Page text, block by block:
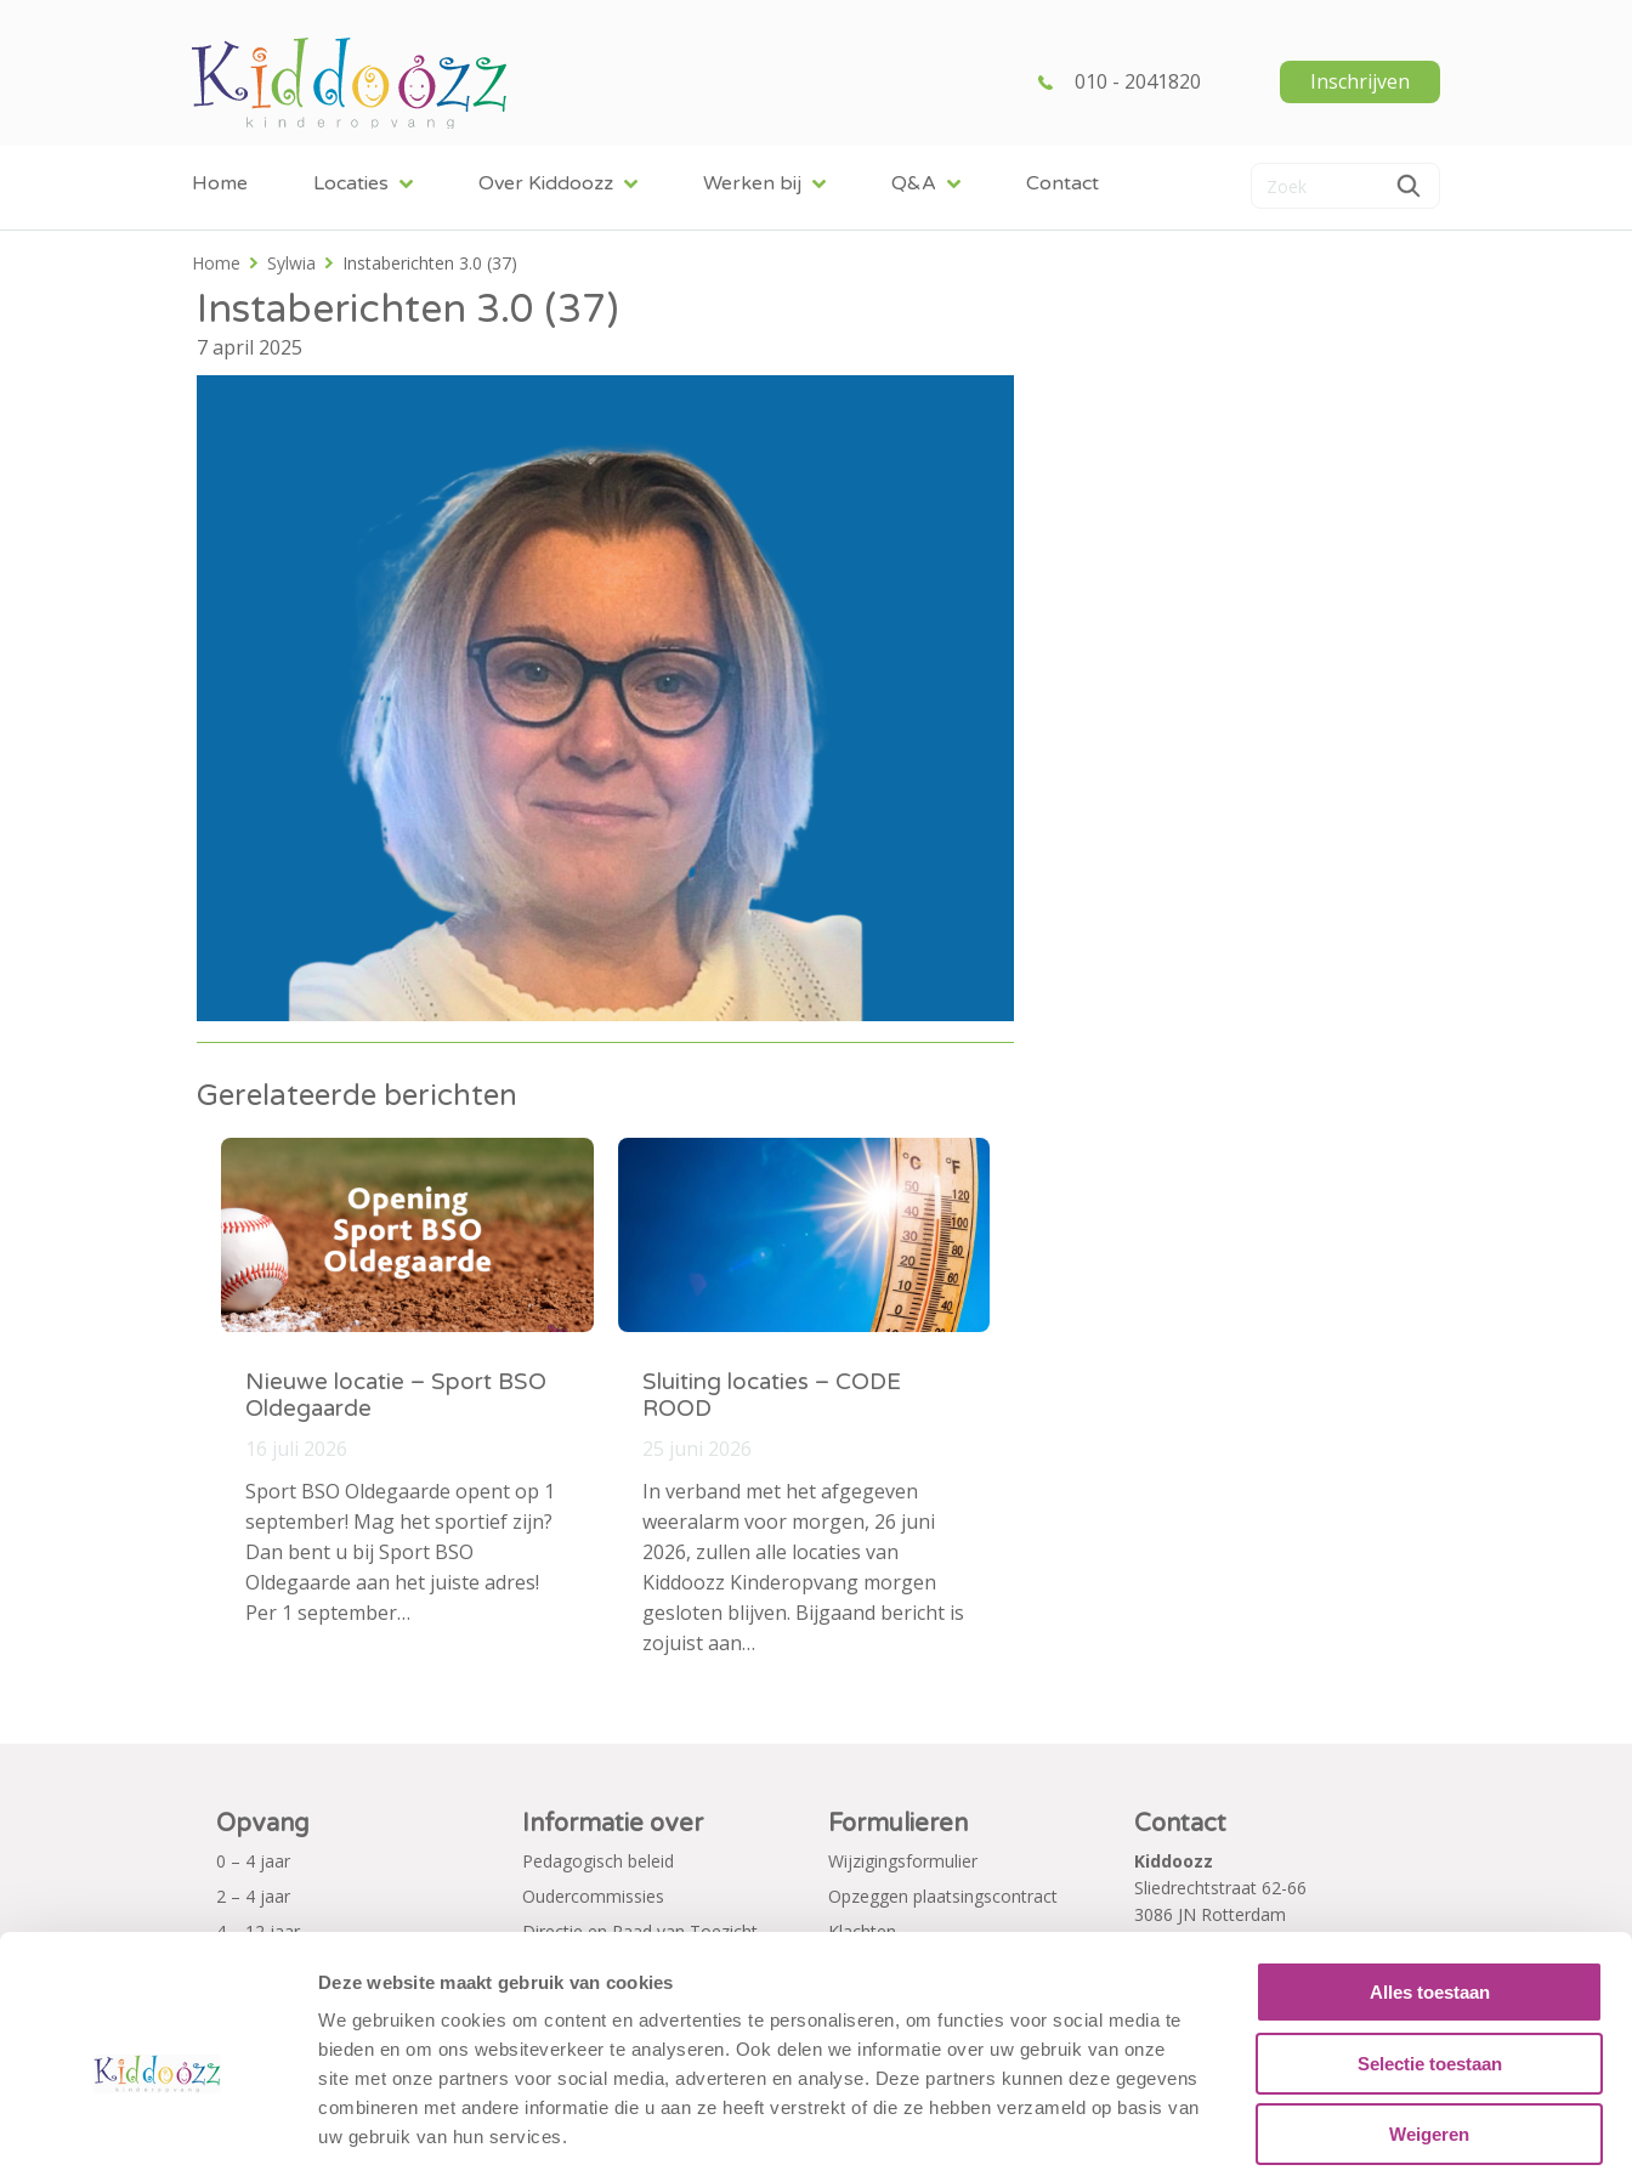
Deze website maakt gebruik van cookies
We gebruiken cookies om content en advertenties te personaliseren, om functies voor social media te
bieden en om ons websiteverkeer te analyseren. Ook delen we informatie over uw gebruik van onze
site met onze partners voor social media, adverteren en analyse. Deze partners kunnen deze gegevens
combineren met andere informatie die u aan ze heeft verstrekt of die ze hebben verzameld op basis van
uw gebruik van hun services.
Alles toestaan
Selectie toestaan
Weigeren
010 - 2041820 Inschrijven
Home Locaties Over Kiddoozz Werken bij Q&A Contact
Home Sylwia Instaberichten 3.0 (37)
Instaberichten 3.0 (37)
7 april 2025
Gerelateerde berichten
Nieuwe locatie – Sport BSO
Oldegaarde
16 juli 2026
Sport BSO Oldegaarde opent op 1
september! Mag het sportief zijn?
Dan bent u bij Sport BSO
Oldegaarde aan het juiste adres!
Per 1 september…
Sluiting locaties – CODE
ROOD
25 juni 2026
In verband met het afgegeven
weeralarm voor morgen, 26 juni
2026, zullen alle locaties van
Kiddoozz Kinderopvang morgen
gesloten blijven. Bijgaand bericht is
zojuist aan…
Opvang
0 – 4 jaar
2 – 4 jaar
4 – 12 jaar
Informatie over
Pedagogisch beleid
Oudercommissies
Directie en Raad van Toezicht
Formulieren
Wijzigingsformulier
Opzeggen plaatsingscontract
Klachten
Contact
Kiddoozz
Sliedrechtstraat 62-66
3086 JN Rotterdam